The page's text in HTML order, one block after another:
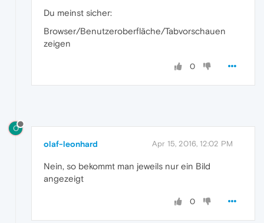
Du meinst sicher:
Browser/Benutzeroberfläche/Tabvorschauen
zeigen
0
O
olaf-leonhard Apr 15, 2016, 12:02 PM
Nein, so bekommt man jeweils nur ein Bild
angezeigt
0